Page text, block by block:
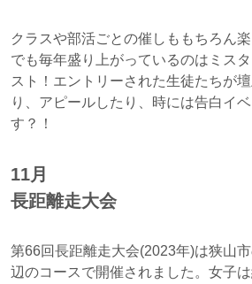
クラスや部活ごとの催しももちろん
でも毎年盛り上がっているのはミス
スト！エントリーされた生徒たちが
り、アピールしたり、時には告白イ
す？！
11月
長距離走大会
第66回長距離走大会(2023年)は狭山
辺のコースで開催されました。女子